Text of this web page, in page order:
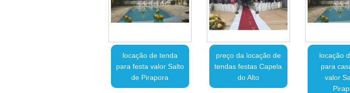
locação de tenda
para festa valor Salto
de Pirapora
preço da locação de
tendas festas Capela
do Alto
locação
para
valor